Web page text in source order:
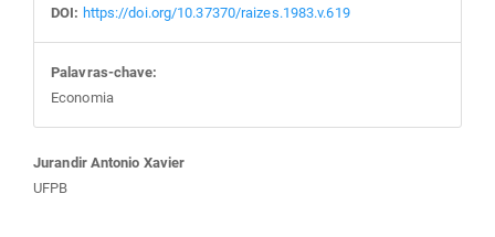
DOI: https://doi.org/10.37370/raizes.1983.v.619
Palavras-chave:
Economia
Conteúdo
Jurandir Antonio Xavier
UFPB